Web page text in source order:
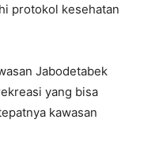
protokol kesehatan
Jabodetabek
yang bisa
kawasan